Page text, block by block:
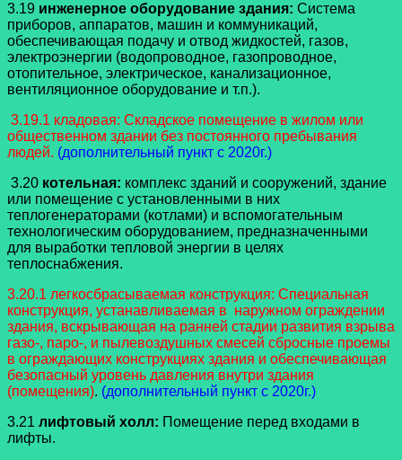
3.19 инженерное оборудование здания: Система
приборов, аппаратов, машин и коммуникаций,
обеспечивающая подачу и отвод жидкостей, газов,
электроэнергии (водопроводное, газопроводное,
отопительное, электрическое, канализационное,
вентиляционное оборудование и т.п.).
3.19.1 кладовая: Складское помещение в жилом или
общественном здании без постоянного пребывания
людей. (дополнительный пункт с 2020г.)
3.20 котельная: комплекс зданий и сооружений, здание
или помещение с установленными в них
теплогенераторами (котлами) и вспомогательным
технологическим оборудованием, предназначенными
для выработки тепловой энергии в целях
теплоснабжения.
3.20.1 легкосбрасываемая конструкция: Специальная
конструкция, устанавливаемая в наружном ограждении
здания, вскрывающая на ранней стадии развития взрыва
газо-, паро-, и пылевоздушных смесей сбросные проемы
в ограждающих конструкциях здания и обеспечивающая
безопасный уровень давления внутри здания
(помещения). (дополнительный пункт с 2020г.)
3.21 лифтовый холл: Помещение перед входами в
лифты.